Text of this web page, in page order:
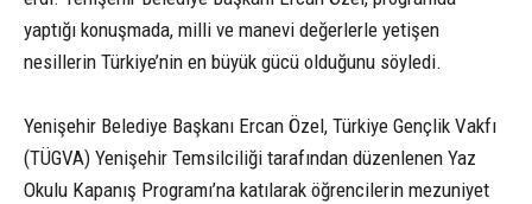
yaptığı konuşmada, milli ve manevi değerlerle yetişen
nesillerin Türkiye’nin en büyük gücü olduğunu söyledi.
Yenişehir Belediye Başkanı Ercan Özel, Türkiye Gençlik Vakfı
(TÜGVA) Yenişehir Temsilciliği tarafından düzenlenen Yaz
Okulu Kapanış Programı’na katılarak öğrencilerin mezuniyet